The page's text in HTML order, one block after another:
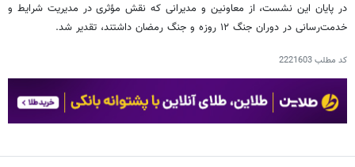
در پایان این نشست، از معاونین و مدیرانی که نقش مؤثری در مدیریت شرایط و
خدمت‌رسانی در دوران جنگ ۱۲ روزه و جنگ رمضان داشتند، تقدیر شد.
کد مطلب2221603